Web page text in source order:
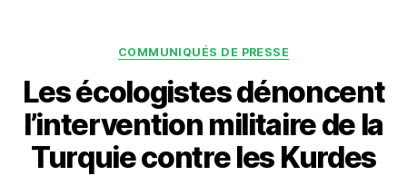
Catégories
COMMUNIQUÉS DE PRESSE
Les écologistes dénoncent
l’intervention militaire de la
Turquie contre les Kurdes